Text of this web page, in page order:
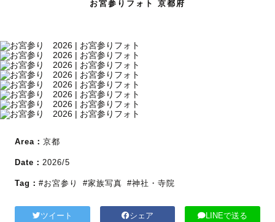
お宮参りフォト 京都府
Area： 京都
Date： 2026/5
Tag： #お宮参り #家族写真 #神社・寺院
ツイート シェア LINEで送る